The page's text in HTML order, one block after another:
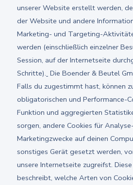
unserer Website erstellt werden,
der Website und andere
Marketing- und Targeting-
werden (einschließlich einzelner
Session, auf der Internetseite
Schritte). Die Boender & Beutel
Falls du zugestimmt hast, können
obligatorischen und Performance-
Funktion und aggregierten
sorgen, andere Cookies für
Marketingzwecke auf deinen
sonstiges Gerät gesetzt werden,
unsere Internetseite zugreifst.
beschreibt, welche Arten von